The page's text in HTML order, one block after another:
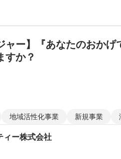
ャー】『あなたのおか
すか？
地域活性化事業 新規事業
ィー株式会社